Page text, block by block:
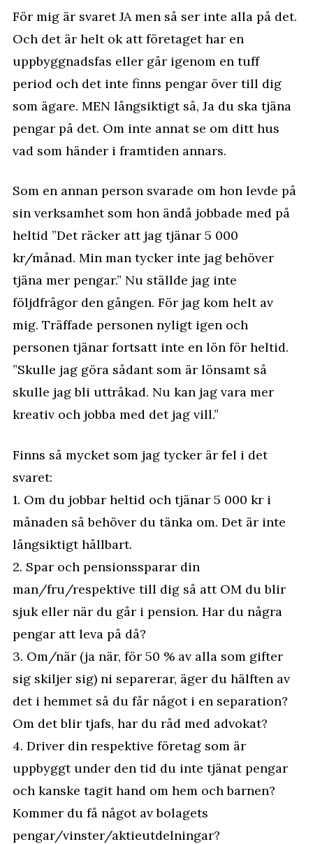
För mig är svaret JA men så ser inte alla på det.
Och det är helt ok att företaget har en
uppbyggnadsfas eller går igenom en tuff
period och det inte finns pengar över till dig
som ägare. MEN långsiktigt så, Ja du ska tjäna
pengar på det. Om inte annat se om ditt hus
vad som händer i framtiden annars.
Som en annan person svarade om hon levde på
sin verksamhet som hon ändå jobbade med på
heltid ”Det räcker att jag tjänar 5 000
kr/månad. Min man tycker inte jag behöver
tjäna mer pengar.” Nu ställde jag inte
följdfrågor den gången. För jag kom helt av
mig. Träffade personen nyligt igen och
personen tjänar fortsatt inte en lön för heltid.
”Skulle jag göra sådant som är lönsamt så
skulle jag bli uttråkad. Nu kan jag vara mer
kreativ och jobba med det jag vill.”
Finns så mycket som jag tycker är fel i det
svaret:
1. Om du jobbar heltid och tjänar 5 000 kr i
månaden så behöver du tänka om. Det är inte
långsiktigt hållbart.
2. Spar och pensionssparar din
man/fru/respektive till dig så att OM du blir
sjuk eller när du går i pension. Har du några
pengar att leva på då?
3. Om/när (ja när, för 50 % av alla som gifter
sig skiljer sig) ni separerar, äger du hälften av
det i hemmet så du får något i en separation?
Om det blir tjafs, har du råd med advokat?
4. Driver din respektive företag som är
uppbyggt under den tid du inte tjänat pengar
och kanske tagit hand om hem och barnen?
Kommer du få något av bolagets
pengar/vinster/aktieutdelningar?